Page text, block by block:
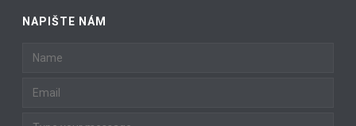
NAPIŠTE NÁM